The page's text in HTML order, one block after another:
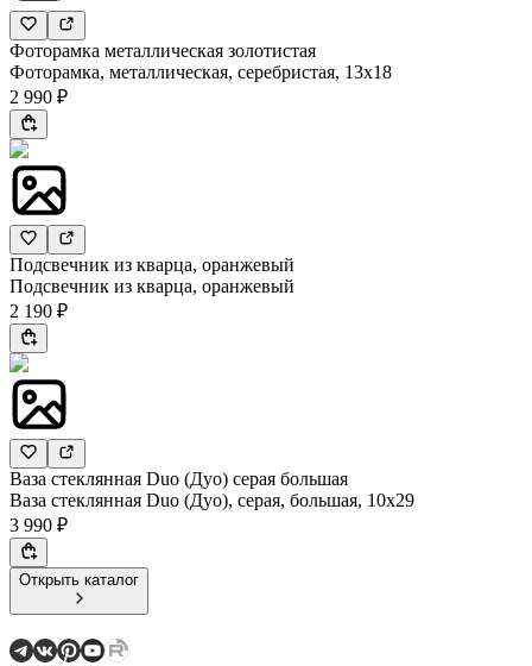
Фоторамка металлическая золотистая
Фоторамка, металлическая, серебристая, 13х18
2 990 ₽
Подсвечник из кварца, оранжевый
Подсвечник из кварца, оранжевый
2 190 ₽
Ваза стеклянная Duo (Дуо) серая большая
Ваза стеклянная Duo (Дуо), серая, большая, 10х29
3 990 ₽
Открыть каталог